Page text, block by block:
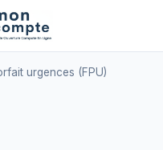
urgences (FPU)